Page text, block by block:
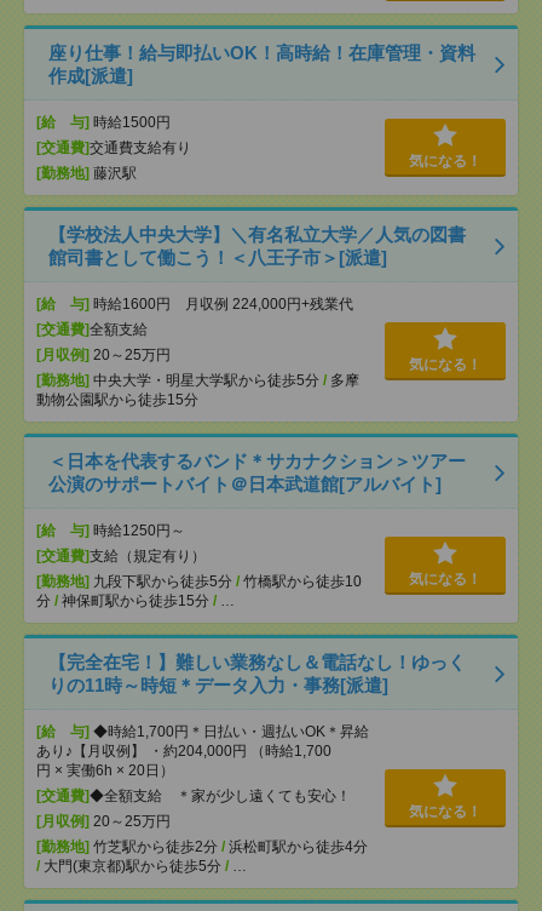
座り仕事！給与即払いOK！高時給！在庫管理・資料
作成[派遣]
[給 与] 時給1500円
[交通費]交通費支給有り
[勤務地] 藤沢駅
気になる！
【学校法人中央大学】＼有名私立大学／人気の図書
館司書として働こう！＜八王子市＞[派遣]
[給 与] 時給1600円 月収例 224,000円+残業代
[交通費]全額支給
[月収例] 20～25万円
[勤務地] 中央大学・明星大学駅から徒歩5分 / 多摩
動物公園駅から徒歩15分
気になる！
＜日本を代表するバンド＊サカナクション＞ツアー
公演のサポートバイト＠日本武道館[アルバイト]
[給 与] 時給1250円～
[交通費]支給（規定有り）
[勤務地] 九段下駅から徒歩5分 / 竹橋駅から徒歩10
分 / 神保町駅から徒歩15分 / …
気になる！
【完全在宅！】難しい業務なし＆電話なし！ゆっく
りの11時～時短＊データ入力・事務[派遣]
[給 与] ◆時給1,700円＊日払い・週払いOK＊昇給
あり♪【月収例】 ・約204,000円 （時給1,700
円 × 実働6h × 20日）
[交通費]◆全額支給 ＊家が少し遠くても安心！
[月収例] 20～25万円
[勤務地] 竹芝駅から徒歩2分 / 浜松町駅から徒歩4分
/ 大門(東京都)駅から徒歩5分 / …
気になる！